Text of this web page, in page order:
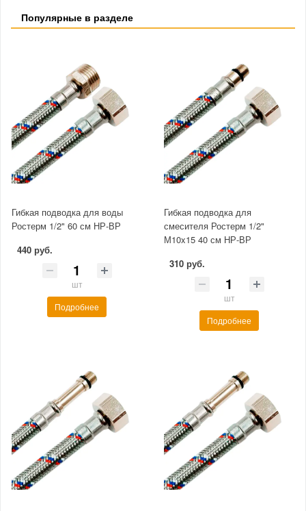
Популярные в разделе
Гибкая подводка для воды
Ростерм 1/2" 60 см НР-ВР
440 руб.
шт
Подробнее
Гибкая подводка для
смесителя Ростерм 1/2"
М10x15 40 см НР-ВР
310 руб.
шт
Подробнее